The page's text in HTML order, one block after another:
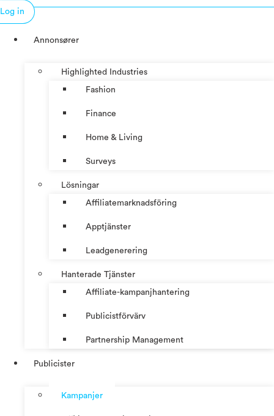
Log in
Annonsører
Highlighted Industries
Fashion
Finance
Home & Living
Surveys
Lösningar
Affiliatemarknadsföring
Apptjänster
Leadgenerering
Hanterade Tjänster
Affiliate-kampanjhantering
Publicistförvärv
Partnership Management
Publicister
Kampanjer